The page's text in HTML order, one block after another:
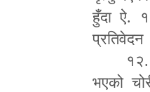
हुँदा ऐ.
प्रतिवेदन
भएको